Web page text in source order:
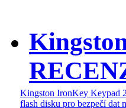
Kingston IronKey Keypad
flash disku pro bezpečí dat